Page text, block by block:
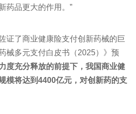
药品更大的作用。”
证了商业健康险支付创新药械的巨
械多元支付白皮书（2025）》预
度充分释放的前提下，我国商业健
模将达到4400亿元，对创新药的支